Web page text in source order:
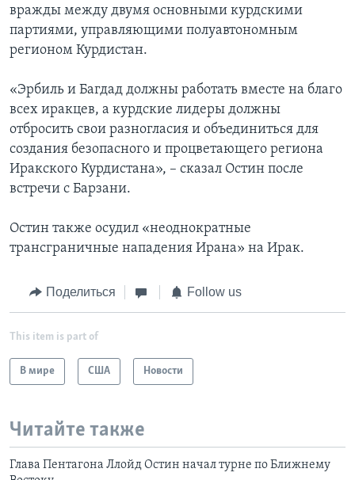
вражды между двумя основными курдскими
партиями, управляющими полуавтономным
регионом Курдистан.
«Эрбиль и Багдад должны работать вместе на благо
всех иракцев, а курдские лидеры должны
отбросить свои разногласия и объединиться для
создания безопасного и процветающего региона
Иракского Курдистана», – сказал Остин после
встречи с Барзани.
Остин также осудил «неоднократные
трансграничные нападения Ирана» на Ирак.
Поделиться Follow us
This item is part of
В мире США Новости
Читайте также
Глава Пентагона Ллойд Остин начал турне по Ближнему